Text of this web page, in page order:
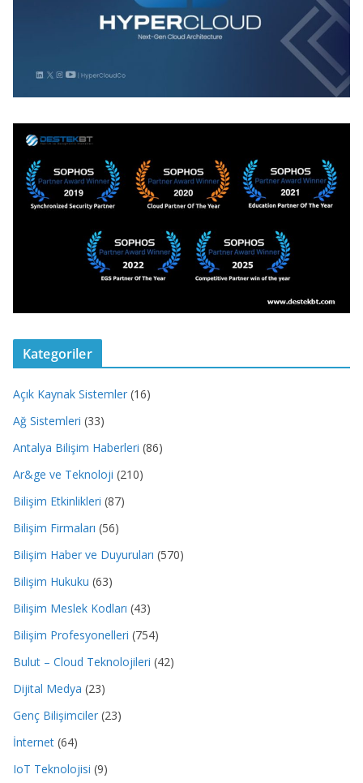
Kategoriler
Açık Kaynak Sistemler (16)
Ağ Sistemleri (33)
Antalya Bilişim Haberleri (86)
Ar&ge ve Teknoloji (210)
Bilişim Etkinlikleri (87)
Bilişim Firmaları (56)
Bilişim Haber ve Duyuruları (570)
Bilişim Hukuku (63)
Bilişim Meslek Kodları (43)
Bilişim Profesyonelleri (754)
Bulut – Cloud Teknolojileri (42)
Dijital Medya (23)
Genç Bilişimciler (23)
İnternet (64)
IoT Teknolojisi (9)